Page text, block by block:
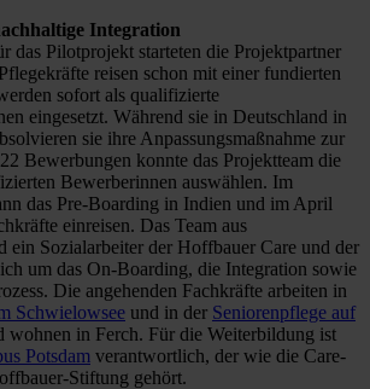
Integration
das Pilotprojekt starteten die Projektpartner
reisen schon mit einer fundierten
sofort als qualifizierte
eingesetzt. Während sie in Deutschland in
sie ihre Anpassungsmaßnahme zur
Bewerbungen konnte das Projektteam die
Bewerberinnen auswählen. Im
das Pre-Boarding in Indien und im April
einreisen. Das Team aus
ein Sozialarbeiter der Hoffbauer Care und der
um das On-Boarding, die Integration sowie
Die angehenden Fachkräfte arbeiten in
Schwielowsee und in der Seniorenpflege auf
wohnen in Ferch. Für die Weiterbildung ist
Potsdam verantwortlich, der wie die Care-
Stiftung gehört.